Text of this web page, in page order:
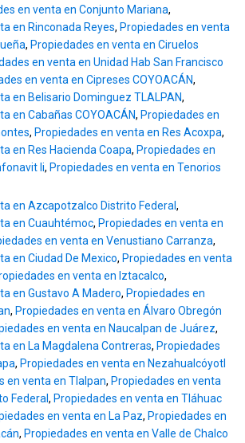
en venta en Conjunto Mariana,
en Rinconada Reyes, Propiedades en venta
, Propiedades en venta en Ciruelos
en venta en Unidad Hab San Francisco
en venta en Cipreses COYOACÁN,
en Belisario Dominguez TLALPAN,
en Cabañas COYOACÁN, Propiedades en
, Propiedades en venta en Res Acoxpa,
en Res Hacienda Coapa, Propiedades en
Ii, Propiedades en venta en Tenorios
en Azcapotzalco Distrito Federal,
en Cuauhtémoc, Propiedades en venta en
en venta en Venustiano Carranza,
en Ciudad De Mexico, Propiedades en venta
en venta en Iztacalco,
en Gustavo A Madero, Propiedades en
, Propiedades en venta en Álvaro Obregón
en venta en Naucalpan de Juárez,
en La Magdalena Contreras, Propiedades
, Propiedades en venta en Nezahualcóyotl
en venta en Tlalpan, Propiedades en venta
Federal, Propiedades en venta en Tláhuac
en venta en La Paz, Propiedades en
, Propiedades en venta en Valle de Chalco